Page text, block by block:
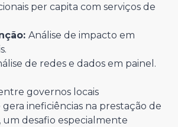
per capita com serviços de
Análise de impacto em
de redes e dados em painel.
governos locais
ineficiências na prestação de
um desafio especialmente